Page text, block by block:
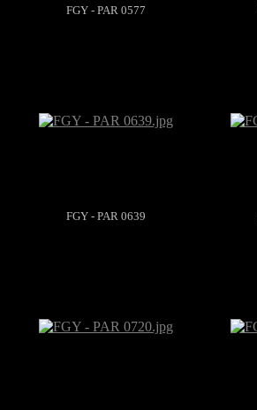
FGY - PAR 0577
FGY - PAR 0639